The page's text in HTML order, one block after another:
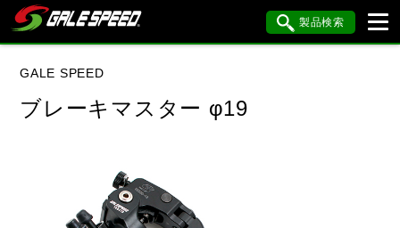
製品検索
データを準備しています。
GALE SPEED
ブレーキマスター φ19